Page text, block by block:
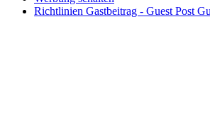
Richtlinien Gastbeitrag - Guest Post